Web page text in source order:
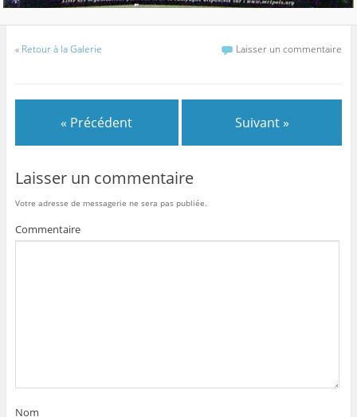
« Retour à la Galerie Laisser un commentaire
« Précédent Suivant »
Laisser un commentaire
Votre adresse de messagerie ne sera pas publiée.
Commentaire
Nom